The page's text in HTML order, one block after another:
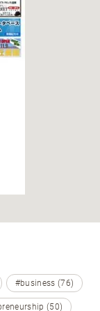
#business (76)
(50)